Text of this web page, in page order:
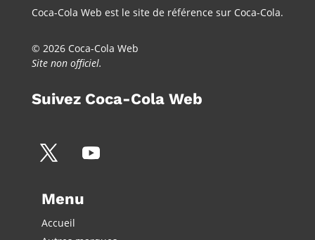
Coca-Cola Web est le site de référence sur Coca-Cola.
© 2026 Coca-Cola Web
Site non officiel.
Suivez Coca-Cola Web
Menu
Accueil